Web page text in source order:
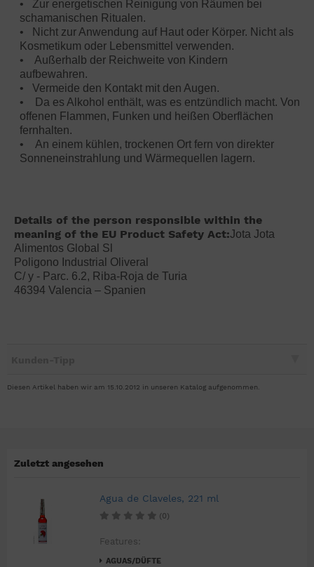
• Zur energetischen Reinigung von Räumen bei
schamanischen Ritualen.
• Nicht zur Anwendung auf Haut oder Körper. Nicht als
Kosmetikum oder Lebensmittel verwenden.
• Außerhalb der Reichweite von Kindern
aufbewahren.
• Vermeide den Kontakt mit den Augen.
• Da es Alkohol enthält, was es entzündlich macht. Von
offenen Flammen, Funken und heißen Oberflächen
fernhalten.
• An einem kühlen, trockenen Ort fern von direkter
Sonneneinstrahlung und Wärmequellen lagern.
Details of the person responsible within the
meaning of the EU Product Safety Act:Jota Jota
Alimentos Global Sl
Poligono Industrial Oliveral
C/ y - Parc. 6.2, Riba-Roja de Turia
46394 Valencia – Spanien
Diesen Artikel haben wir am 15.10.2012 in unseren Katalog aufgenommen.
Zuletzt angesehen
Agua de Claveles, 221 ml
(0)
Features:
AGUAS/DÜFTE